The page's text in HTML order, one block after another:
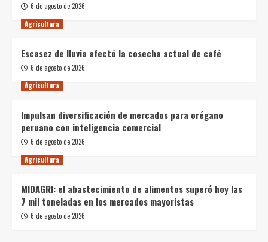
6 de agosto de 2026
Agricultura
Escasez de lluvia afectó la cosecha actual de café
6 de agosto de 2026
Agricultura
Impulsan diversificación de mercados para orégano
peruano con inteligencia comercial
6 de agosto de 2026
Agricultura
MIDAGRI: el abastecimiento de alimentos superó hoy las
7 mil toneladas en los mercados mayoristas
6 de agosto de 2026